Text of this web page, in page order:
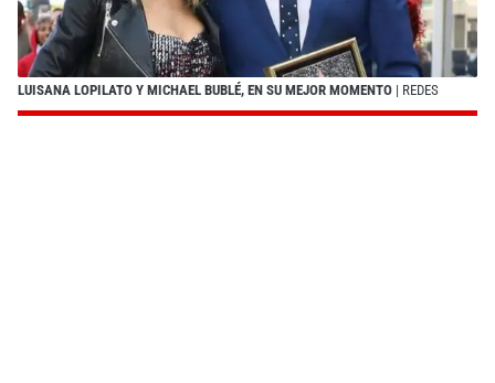
LUISANA LOPILATO Y MICHAEL BUBLÉ, EN SU MEJOR MOMENTO | REDES